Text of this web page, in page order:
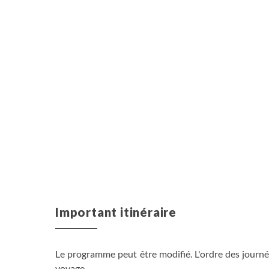
Important itinéraire
Le programme peut être modifié. L'ordre des